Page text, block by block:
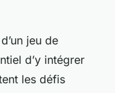
jeu de
d’y intégrer
les défis